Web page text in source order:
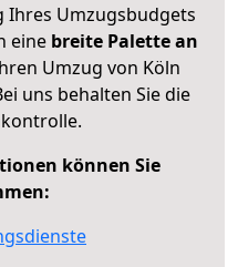
Ihres Umzugsbudgets
eine breite Palette an
Umzug von Köln
uns behalten Sie die
können Sie